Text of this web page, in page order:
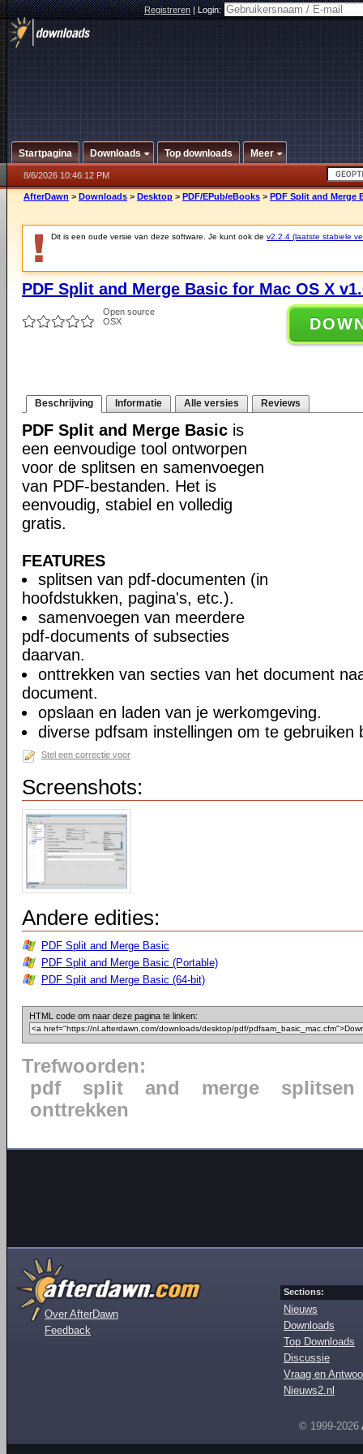
Registreren|Login:
Startpagina Downloads Top downloads Meer
8/6/2026 10:46:12 PM
AfterDawn > Downloads > Desktop > PDF/EPub/eBooks > PDF Split and Merge
Dit is een oude versie van deze software. Je kunt ook de v2.2.4 (laatste stabiele
PDF Split and Merge Basic for Mac OS X
Open source
OSX
Beschrijving Informatie Alle versies Reviews
PDF Split and Merge Basic is
een eenvoudige tool ontworpen
voor de splitsen en samenvoegen
van PDF-bestanden. Het is
eenvoudig, stabiel en volledig
gratis.
FEATURES
splitsen van pdf-documenten (in
hoofdstukken, pagina's, etc.).
samenvoegen van meerdere
pdf-documents of subsecties
daarvan.
onttrekken van secties van het document
document.
opslaan en laden van je werkomgeving.
diverse pdfsam instellingen om te gebruiken
Stel een correctie voor
Screenshots:
Andere edities:
PDF Split and Merge Basic
PDF Split and Merge Basic (Portable)
PDF Split and Merge Basic (64-bit)
HTML code om naar deze pagina te linken:
Trefwoorden:
pdf
split and merge
splitsen
onttrekken
Over AfterDawn
Feedback
Sections:
Nieuws
Downloads
Top Downloads
Discussie
Vraag en
Nieuws2.nl
© 1999-2026